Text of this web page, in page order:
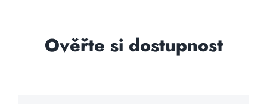
Ověřte si dostupnost